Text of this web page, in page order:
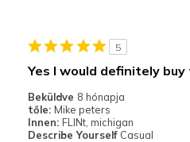
Feels true
View On Shoes
5
Yes I would definitely
Beküldve 8 hónapja
tőle: Mike peters
Innen: FLINt, michigan
Describe Yourself Casual